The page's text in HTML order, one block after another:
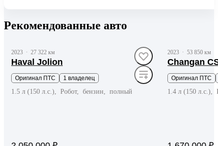
Рекомендованные авто
2023 · 27 322 км
Haval Jolion
Оригинал ПТС 1 владелец
1.5 л (150 л.с.), Робот, бензин, полный
2023 · 53 850 км
Changan
Оригинал ПТС
1.4 л (150 л.с.),